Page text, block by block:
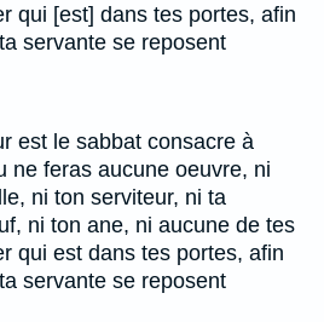
qui [est] dans tes portes, afin
servante se reposent
est le sabbat consacre à
ne feras aucune oeuvre, ni
ni ton serviteur, ni ta
ni ton ane, ni aucune de tes
qui est dans tes portes, afin
servante se reposent